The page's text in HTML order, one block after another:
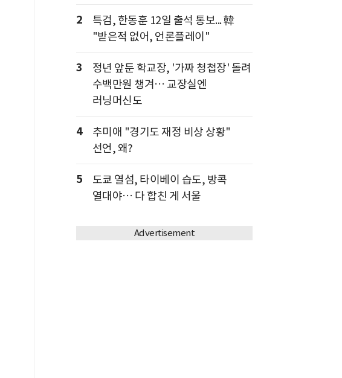
2
특검, 한동훈 12일 출석 통보... 韓
"받은적 없어, 언론플레이"
3
정년 앞둔 학교장, '가짜 청첩장' 돌려
수백만원 챙겨… 교장실엔
러닝머신도
4
추미애 "경기도 재정 비상 상황"
선언, 왜?
5
도쿄 열섬, 타이베이 습도, 방콕
열대야… 다 합친 게 서울